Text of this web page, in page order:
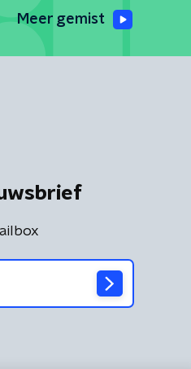
Meer gemist